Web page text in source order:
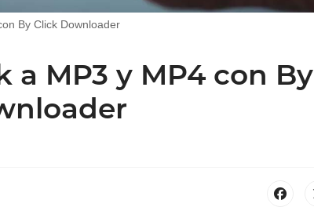
By Click Downloader
a MP3 y MP4 con By